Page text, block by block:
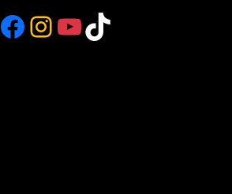
Facebook
Instagram
YouTube
TikTok